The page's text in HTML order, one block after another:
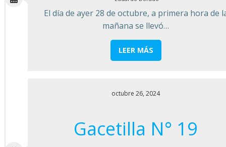
El día de ayer 28 de octubre, a primera hora de
mañana se llevó…
LEER MÁS
octubre 26, 2024
Gacetilla N° 19